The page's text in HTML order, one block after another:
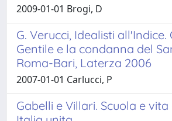
2009-01-01 Brogi, D
G. Verucci, Idealisti all'Indice.
Gentile e la condanna del
Roma-Bari, Laterza 2006
2007-01-01 Carlucci, P
Gabelli e Villari. Scuola e